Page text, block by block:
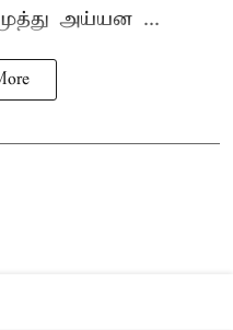
அய்யன ...